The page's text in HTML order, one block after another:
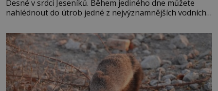
Desné v srdci Jeseníků. Během jediného dne můžete
nahlédnout do útrob jedné z nejvýznamnějších vodních
se na koloběžce a den zakončit poznáváním památek ve
Velkých Losinách nebo v termálním